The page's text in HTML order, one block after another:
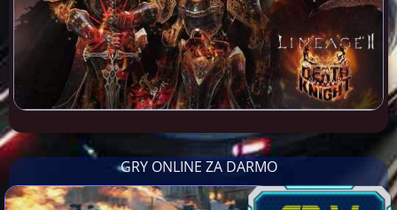
GRY ONLINE ZA DARMO